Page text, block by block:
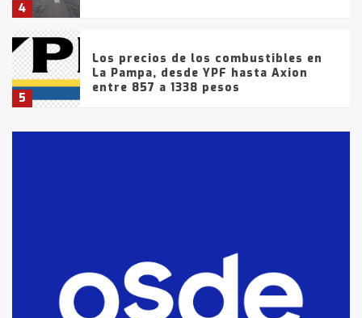
4
5
Los precios de los combustibles en
La Pampa, desde YPF hasta Axion
entre 857 a 1338 pesos
fueron detenidos por
comercialización de drogas en la
tarde del sábado